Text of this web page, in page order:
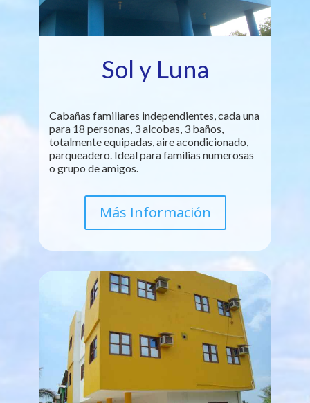
Sol y Luna
Cabañas familiares independientes, cada una
para 18 personas, 3 alcobas, 3 baños,
totalmente equipadas, aire acondicionado,
parqueadero. Ideal para familias numerosas
o grupo de amigos.
Más Información